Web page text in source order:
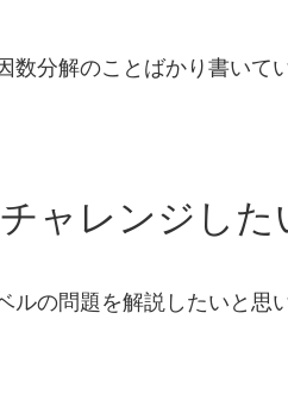
分解のことばかり書いて
ャレンジした
ルの問題を解説したいと思